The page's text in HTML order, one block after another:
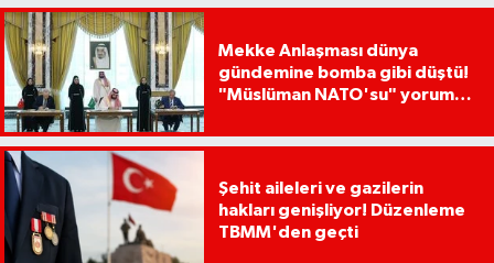
Mekke Anlaşması dünya
gündemine bomba gibi düştü!
"Müslüman NATO'su" yorumu
Şehit aileleri ve gazilerin
hakları genişliyor! Düzenleme
TBMM'den geçti